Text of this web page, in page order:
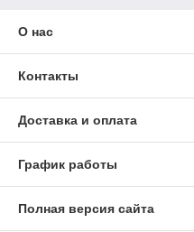
О нас
Контакты
Доставка и оплата
График работы
Полная версия сайта